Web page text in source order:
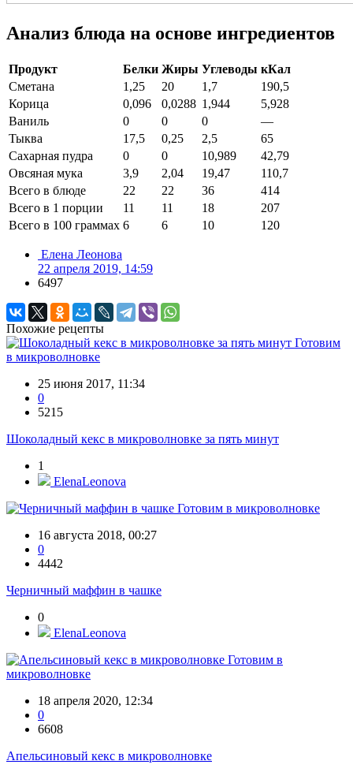
Анализ блюда на основе ингредиентов
Продукт Белки Жиры Углеводы кКал
Сметана
1,25 20 1,7
190,5
Корица
0,096 0,0288 1,944
5,928
Ваниль
0 0 0
—
Тыква
17,5 0,25 2,5
65
Сахарная пудра
0 0 10,989
42,79
Овсяная мука
3,9 2,04 19,47
110,7
Всего в блюде
22 22 36
414
Всего в 1 порции
11 11 18
207
Всего в 100 граммах 6 6 10 120
Елена Леонова
22 апреля 2019, 14:59
6497
Похожие рецепты
Готовим
в микроволновке
25 июня 2017, 11:34
0
5215
Шоколадный кекс в микроволновке за пять минут
1
ElenaLeonova
Готовим в микроволновке
16 августа 2018, 00:27
0
4442
Черничный маффин в чашке
0
ElenaLeonova
Готовим в
микроволновке
18 апреля 2020, 12:34
0
6608
Апельсиновый кекс в микроволновке